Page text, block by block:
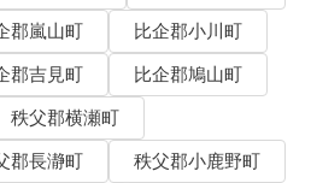
郡嵐山町
比企郡小川町
郡吉見町
比企郡鳩山町
秩父郡横瀬町
郡長瀞町
秩父郡小鹿野町